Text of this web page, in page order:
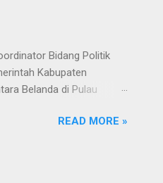
generasi penerus
Bidang Politik
Kabupaten
Belanda di Pulau
Eropa Kemenko Polkam
dan identifikasi
READ MORE »